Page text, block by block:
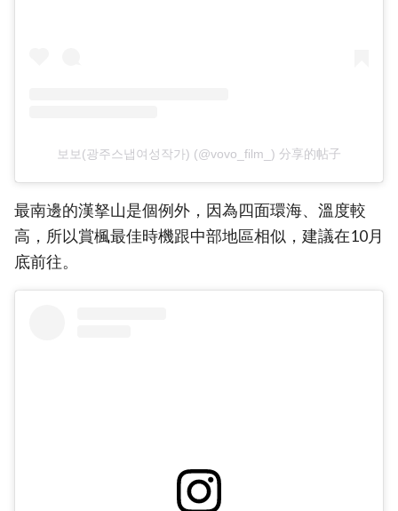
보보(광주스냅여성작가) (@vovo_film_) 分享的帖子
最南邊的漢拏山是個例外，因為四面環海、溫度較
高，所以賞楓最佳時機跟中部地區相似，建議在10月
底前往。